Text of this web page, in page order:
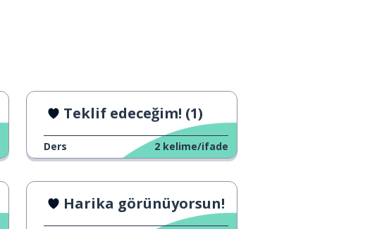
Teklif edeceğim! (1)
Ders 2 kelime/ifade
Harika görünüyorsun!